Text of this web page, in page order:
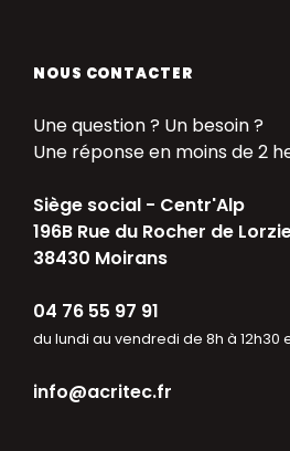
NOUS CONTACTER
Une question ? Un besoin ?
Une réponse en moins de 2
Siège social - Centr'Alp
196B Rue du Rocher de
38430 Moirans
04 76 55 97 91
du lundi au vendredi de 8h à 12h30
info@acritec.fr